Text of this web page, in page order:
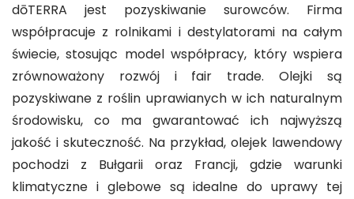
dōTERRA jest pozyskiwanie surowców. Firma
współpracuje z rolnikami i destylatorami na całym
świecie, stosując model współpracy, który wspiera
zrównoważony rozwój i fair trade. Olejki są
pozyskiwane z roślin uprawianych w ich naturalnym
środowisku, co ma gwarantować ich najwyższą
jakość i skuteczność. Na przykład, olejek lawendowy
pochodzi z Bułgarii oraz Francji, gdzie warunki
klimatyczne i glebowe są idealne do uprawy tej